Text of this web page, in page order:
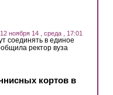
ноября 14 , среда , 17:01
соединять в единое
ректор вуза
кортов в